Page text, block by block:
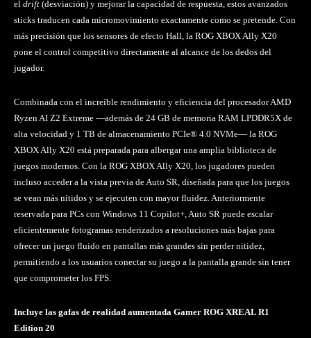
el drift (desviación) y mejorar la capacidad de respuesta, estos avanzados
sticks traducen cada micromovimiento exactamente como se pretende. Con
más precisión que los sensores de efecto Hall, la ROG XBOX Ally X20
pone el control competitivo directamente al alcance de los dedos del
jugador.
Combinada con el increíble rendimiento y eficiencia del procesador AMD
Ryzen AI Z2 Extreme —además de 24 GB de memoria RAM LPDDR5X de
alta velocidad y 1 TB de almacenamiento PCIe® 4.0 NVMe— la ROG
XBOX Ally X20 está preparada para albergar una amplia biblioteca de
juegos modernos. Con la ROG XBOX Ally X20, los jugadores pueden
incluso acceder a la vista previa de Auto SR, diseñada para que los juegos
se vean más nítidos y se ejecuten con mayor fluidez. Anteriormente
reservada para PCs con Windows 11 Copilot+, Auto SR puede escalar
eficientemente fotogramas renderizados a resoluciones más bajas para
ofrecer un juego fluido en pantallas más grandes sin perder nitidez,
permitiendo a los usuarios conectar su juego a la pantalla grande sin tener
que comprometer los FPS.
Incluye las gafas de realidad aumentada Gamer ROG XREAL R1
Edition 20